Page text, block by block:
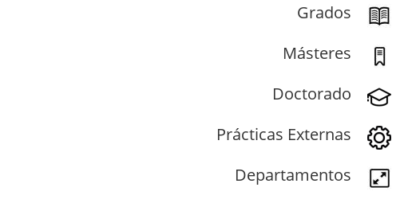
Grados
Másteres
Doctorado
Prácticas Externas
Departamentos